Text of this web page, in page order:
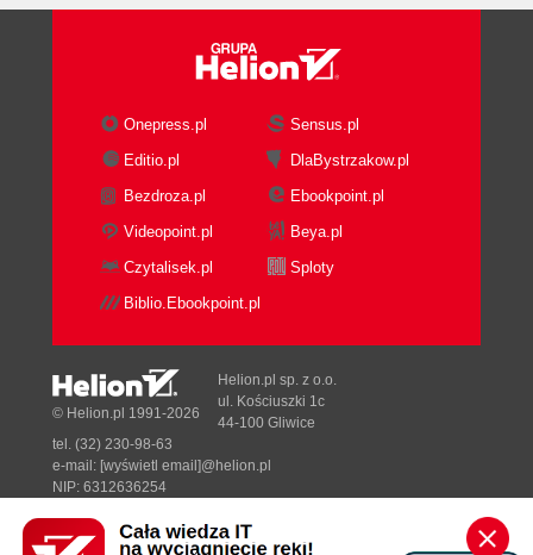
Onepress.pl
Sensus.pl
Editio.pl
DlaBystrzakow.pl
Bezdroza.pl
Ebookpoint.pl
Videopoint.pl
Beya.pl
Czytalisek.pl
Sploty
Biblio.Ebookpoint.pl
Designed with ♥ byTonik.pl
© Helion.pl 1991-2026
Helion.pl sp. z o.o.
ul. Kościuszki 1c
44-100 Gliwice
tel. (32) 230-98-63
e-mail: [wyświetl email]@helion.pl
NIP: 6312636254